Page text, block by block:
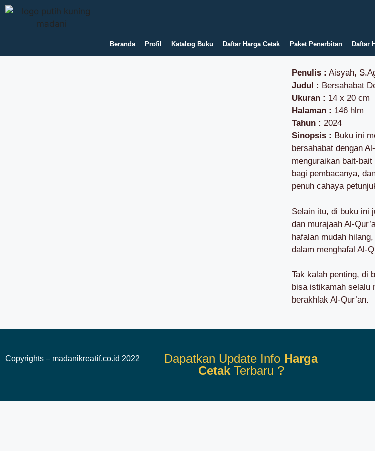
Beranda Profil Katalog Buku Daftar Harga Cetak Paket Penerbitan Daftar
Penulis : Aisyah,
Judul : Bersahabat
Ukuran : 14 x 20 cm
Halaman : 146 hlm
Tahun : 2024
Sinopsis : Buku ini
bersahabat dengan
menguraikan bait-
bagi pembacanya,
penuh cahaya
Selain itu, di buku ini
dan murajaah Al-
hafalan mudah
dalam menghafal Al-
Tak kalah penting, di
bisa istikamah selalu
berakhlak Al-Qur’an.
Copyrights – madanikreatif.co.id 2022 Dapatkan Update Info Harga
Cetak Terbaru ?